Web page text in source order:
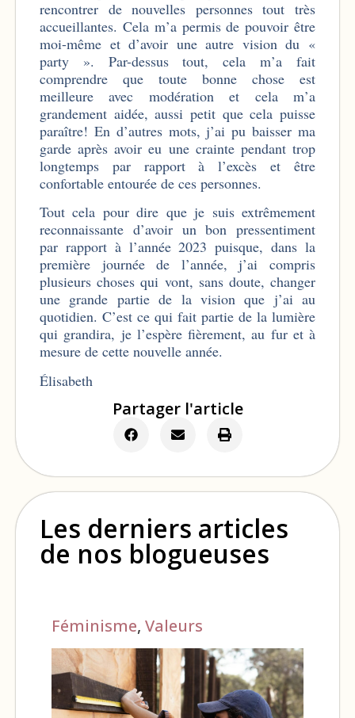
rencontrer de nouvelles personnes tout très
accueillantes. Cela m’a permis de pouvoir être
moi-même et d’avoir une autre vision du «
party ». Par-dessus tout, cela m’a fait
comprendre que toute bonne chose est
meilleure avec modération et cela m’a
grandement aidée, aussi petit que cela puisse
paraître! En d’autres mots, j’ai pu baisser ma
garde après avoir eu une crainte pendant trop
longtemps par rapport à l’excès et être
confortable entourée de ces personnes.
Tout cela pour dire que je suis extrêmement
reconnaissante d’avoir un bon pressentiment
par rapport à l’année 2023 puisque, dans la
première journée de l’année, j’ai compris
plusieurs choses qui vont, sans doute, changer
une grande partie de la vision que j’ai au
quotidien. C’est ce qui fait partie de la lumière
qui grandira, je l’espère fièrement, au fur et à
mesure de cette nouvelle année.
Élisabeth
Partager l'article
Les derniers articles
de nos blogueuses
Féminisme, Valeurs